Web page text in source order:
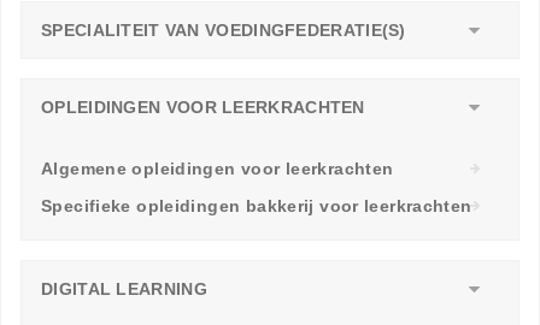
SPECIALITEIT VAN VOEDINGFEDERATIE(S)
OPLEIDINGEN VOOR LEERKRACHTEN
Algemene opleidingen voor leerkrachten
Specifieke opleidingen bakkerij voor leerkrachten
DIGITAL LEARNING